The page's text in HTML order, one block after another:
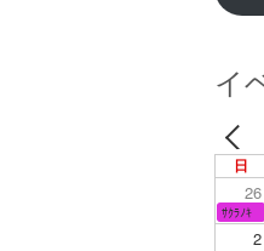
イ
日
26
ｻｸﾗﾉｷ
2